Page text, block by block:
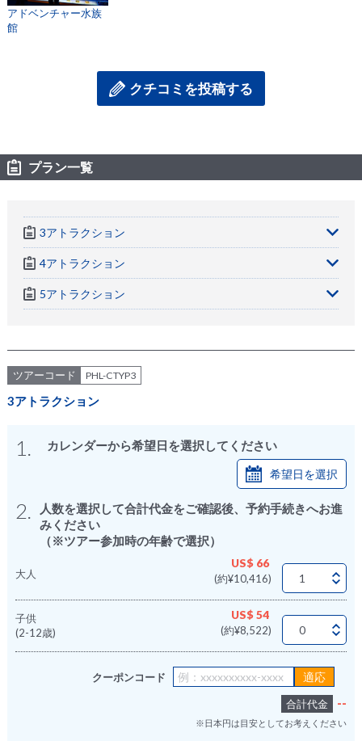
アドベンチャー水族
館
クチコミを投稿する
プラン一覧
3アトラクション
4アトラクション
5アトラクション
ツアーコード PHL-CTYP3
3アトラクション
1. カレンダーから希望日を選択してください
希望日を選択
2.
人数を選択して合計代金をご確認後、予約手続きへお進
みください
（※ツアー参加時の年齢で選択）
大人
US$ 66
(約¥10,416)
子供
(2-12歳)
US$ 54
(約¥8,522)
クーポンコード
合計代金 --
※日本円は目安としてお考えください